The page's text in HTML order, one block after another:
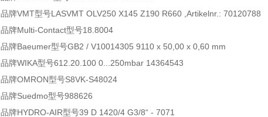
品牌VMT型号LASVMT OLV250 X145 Z190 R660 ,Artikelnr.: 70120788
品牌Multi-Contact型号18.8004
品牌Baeumer型号GB2 / V10014305 9110 x 50,00 x 0,60 mm
品牌WIKA型号612.20.100 0...250mbar 14364543
品牌OMRON型号S8VK-S48024
品牌Suedmo型号988626
品牌HYDRO-AIR型号39 D 1420/4 G3/8“ - 7071